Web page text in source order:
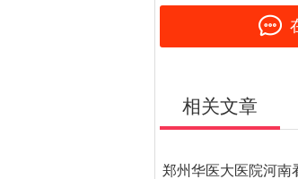
相关文章
郑州华医大医院河南